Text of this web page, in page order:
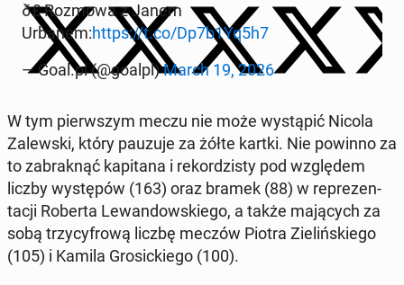
ð£️ Rozmowa z Janem
Urbanem:https://t.co/Dp7b1Yq5h7
— Goal.pl (@goalpl)March 19, 2026
W tym pier­wszym meczu nie może wys­tąpić Nicola
Za­lews­ki, który pauzuje za żółte kartki. Nie powinno za
to zabraknąć kap­i­tana i reko­rdzisty pod wzglę­dem
liczby wys­tępów (163) oraz bramek (88) w reprezen­
tacji Roberta Lewandowskiego, a także ma­ją­cych za
sobą trzy­cyfrową liczbę meczów Piotra Zielińskiego
(105) i Kamila Grosick­iego (100).